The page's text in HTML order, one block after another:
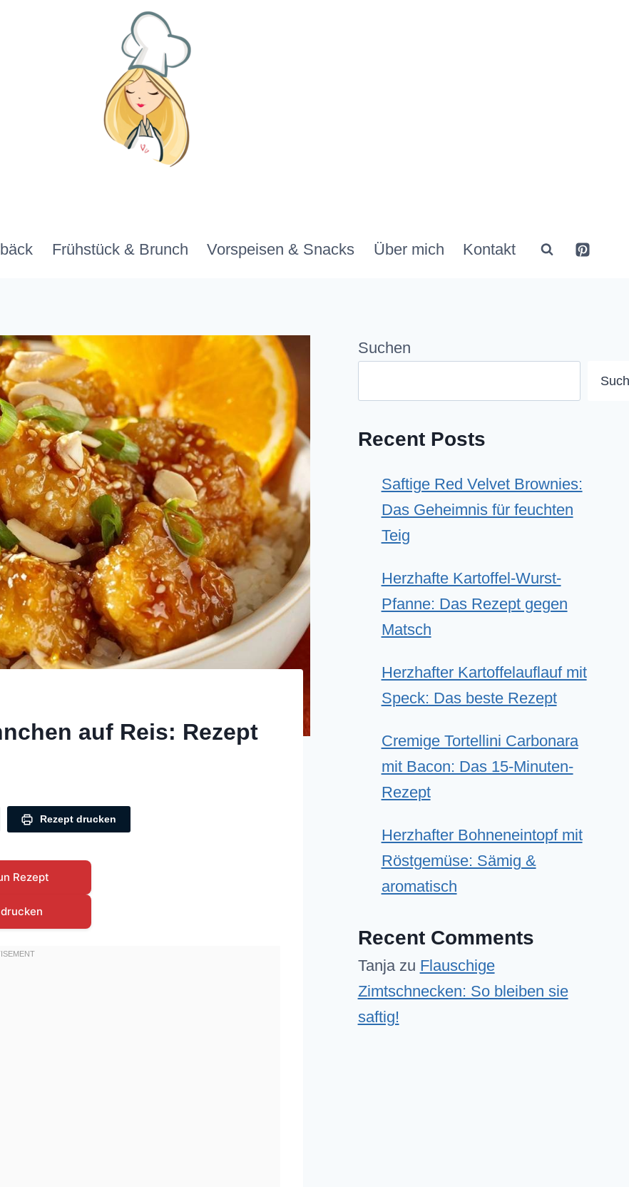
Frühstück & Brunch Vorspeisen & Snacks Über mich Kontakt
auf Reis: Rezept
Rezept drucken
Rezept
Suchen
Recent Posts
Saftige Red Velvet Brownies:
Das Geheimnis für feuchten
Teig
Herzhafte Kartoffel-Wurst-
Pfanne: Das Rezept gegen
Matsch
Herzhafter Kartoffelauflauf mit
Speck: Das beste Rezept
Cremige Tortellini Carbonara
mit Bacon: Das 15-Minuten-
Rezept
Herzhafter Bohneneintopf mit
Röstgemüse: Sämig &
aromatisch
Recent Comments
Tanjazu Flauschige
Zimtschnecken: So bleiben sie
saftig!